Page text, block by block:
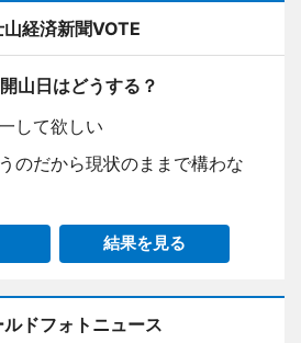
山経済新聞VOTE
山日はどうする？
して欲しい
のだから現状のままで構わな
結果を見る
ルドフォトニュース